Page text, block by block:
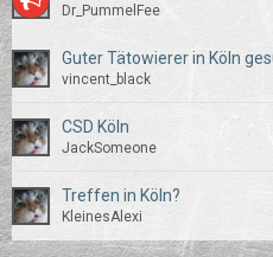
Dr_PummelFee
Guter Tätowierer in Köln
vincent_black
CSD Köln
JackSomeone
Treffen in Köln?
KleinesAlexi